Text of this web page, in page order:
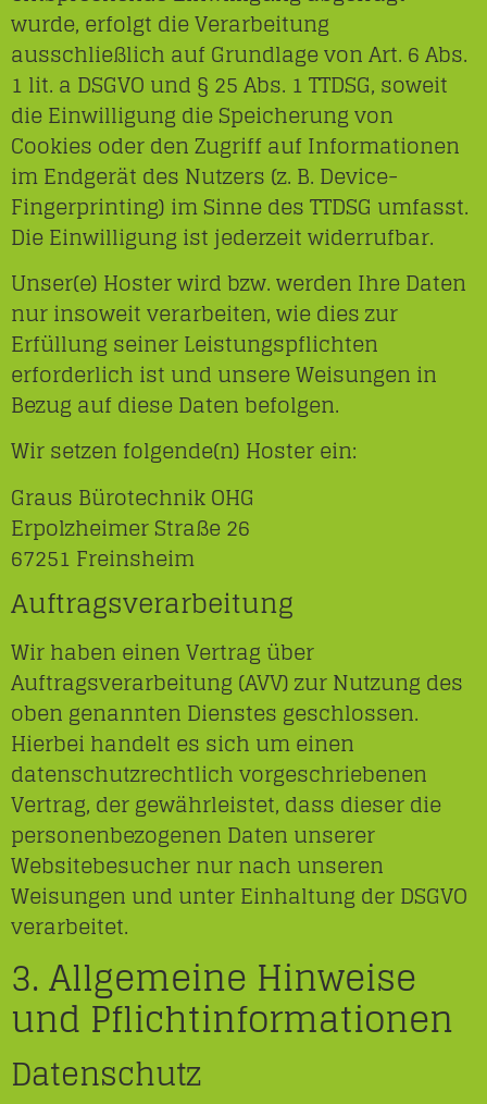
wurde, erfolgt die Verarbeitung
ausschließlich auf Grundlage von Art. 6 Abs.
1 lit. a DSGVO und § 25 Abs. 1 TTDSG, soweit
die Einwilligung die Speicherung von
Cookies oder den Zugriff auf Informationen
im Endgerät des Nutzers (z. B. Device-
Fingerprinting) im Sinne des TTDSG umfasst.
Die Einwilligung ist jederzeit widerrufbar.
Unser(e) Hoster wird bzw. werden Ihre Daten
nur insoweit verarbeiten, wie dies zur
Erfüllung seiner Leistungspflichten
erforderlich ist und unsere Weisungen in
Bezug auf diese Daten befolgen.
Wir setzen folgende(n) Hoster ein:
Graus Bürotechnik OHG
Erpolzheimer Straße 26
67251 Freinsheim
Auftragsverarbeitung
Wir haben einen Vertrag über
Auftragsverarbeitung (AVV) zur Nutzung des
oben genannten Dienstes geschlossen.
Hierbei handelt es sich um einen
datenschutzrechtlich vorgeschriebenen
Vertrag, der gewährleistet, dass dieser die
personenbezogenen Daten unserer
Websitebesucher nur nach unseren
Weisungen und unter Einhaltung der DSGVO
verarbeitet.
3. Allgemeine Hinweise
und Pflicht­informationen
Datenschutz